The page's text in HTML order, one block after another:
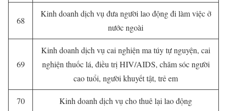
68
Kinh doanh dịch vụ đưa người lao động đi làm việc ở
nước ngoài
69
Kinh doanh dịch vụ cai nghiện ma túy tự nguyện, cai
nghiện thuốc lá, điều trị HIV/AIDS, chăm sóc người
cao tuổi, người khuyết tật, trẻ em
70 Kinh doanh dịch vụ cho thuê lại lao động